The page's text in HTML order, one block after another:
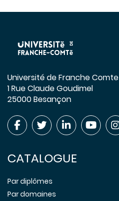
Université de Franche Comte
1 Rue Claude Goudimel
25000 Besançon
CATALOGUE
Par diplômes
Par domaines